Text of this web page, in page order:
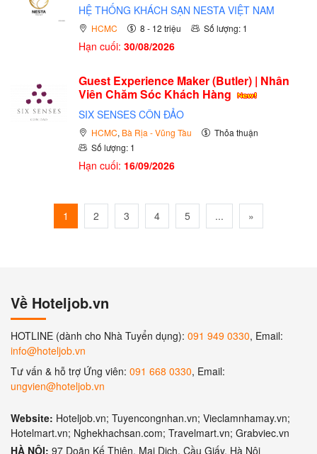
HỆ THỐNG KHÁCH SẠN NESTA VIỆT NAM
HCMC 8 - 12 triệu Số lượng: 1
Hạn cuối: 30/08/2026
Guest Experience Maker (Butler) | Nhân
Viên Chăm Sóc Khách Hàng
SIX SENSES CÔN ĐẢO
HCMC, Bà Rịa - Vũng Tàu
Thỏa thuận
Số lượng: 1
Hạn cuối: 16/09/2026
1 2 3 4 5 ... »
Về Hoteljob.vn
HOTLINE (dành cho Nhà Tuyển dụng): 091 949 0330, Email:
info@hoteljob.vn
Tư vấn & hỗ trợ Ứng viên: 091 668 0330, Email:
ungvien@hoteljob.vn
Website: Hoteljob.vn; Tuyencongnhan.vn; Vieclamnhamay.vn;
Hotelmart.vn; Nghekhachsan.com; Travelmart.vn; Grabviec.vn
HÀ NỘI: 97 Doãn Kế Thiện, Mai Dịch, Cầu Giấy, Hà Nội